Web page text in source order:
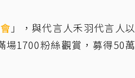
」，與代言人禾羽代言人以
場1700粉絲觀賞，募得50萬